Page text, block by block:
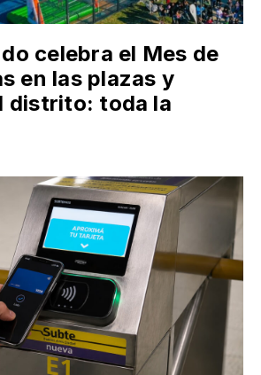
celebra el Mes de
en las plazas y
distrito: toda la